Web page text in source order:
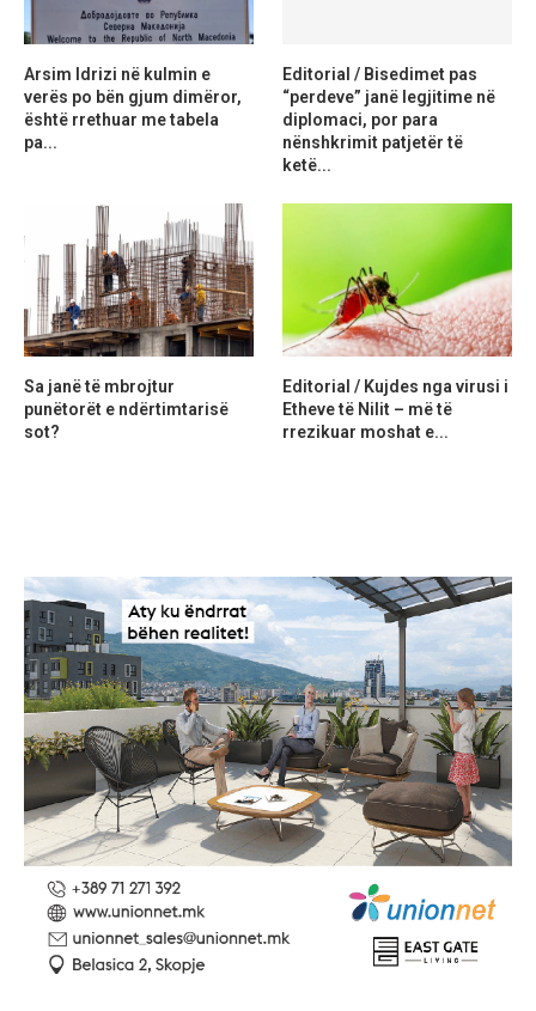
Arsim Idrizi në kulmin e
verës po bën gjum dimëror,
është rrethuar me tabela
pa...
Editorial / Bisedimet pas
“perdeve” janë legjitime në
diplomaci, por para
nënshkrimit patjetër të
ketë...
Sa janë të mbrojtur
punëtorët e ndërtimtarisë
sot?
Editorial / Kujdes nga virusi i
Etheve të Nilit – më të
rrezikuar moshat e...